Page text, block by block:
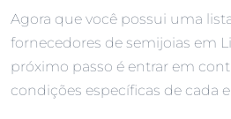
Agora que você possui uma
fornecedores de semijoias em
próximo passo é entrar em
condições específicas de cada